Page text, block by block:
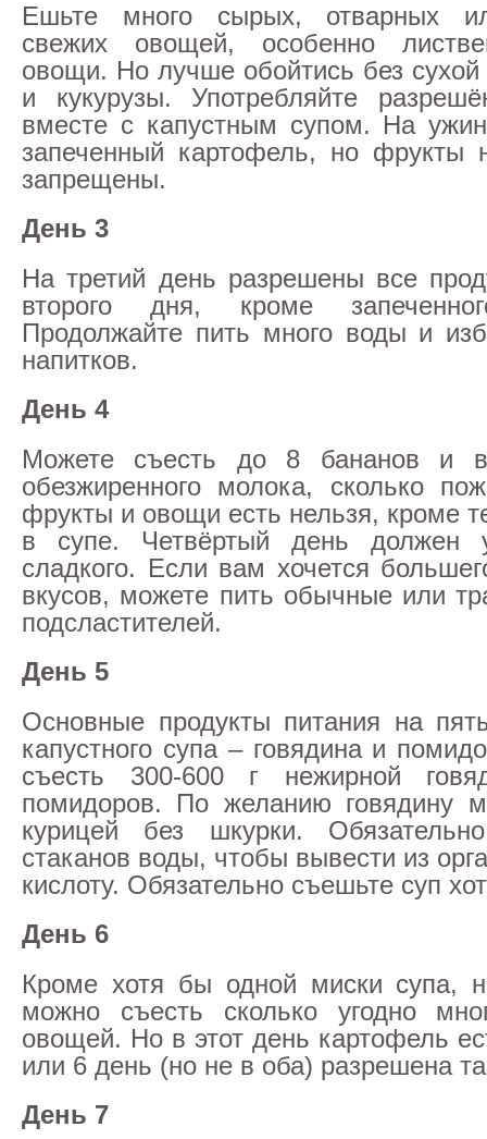
Ешьте много сырых, отварных
свежих овощей, особенно
овощи. Но лучше обойтись без сухой
и кукурузы. Употребляйте
вместе с капустным супом. На
запеченный картофель, но фрукты
запрещены.
День 3
На третий день разрешены все
второго дня, кроме
Продолжайте пить много воды и
напитков.
День 4
Можете съесть до 8 бананов и
обезжиренного молока, сколько
фрукты и овощи есть нельзя, кроме
в супе. Четвёртый день должен
сладкого. Если вам хочется
вкусов, можете пить обычные или
подсластителей.
День 5
Основные продукты питания на
капустного супа – говядина и
съесть 300-600 г нежирной
помидоров. По желанию говядину
курицей без шкурки.
стаканов воды, чтобы вывести из
кислоту. Обязательно съешьте суп
День 6
Кроме хотя бы одной миски супа,
можно съесть сколько угодно
овощей. Но в этот день картофель
или 6 день (но не в оба) разрешена
День 7